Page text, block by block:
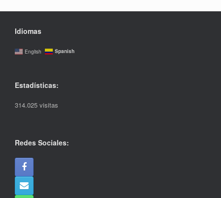
Idiomas
English Spanish
Estadísticas:
314.025 visitas
Redes Sociales: